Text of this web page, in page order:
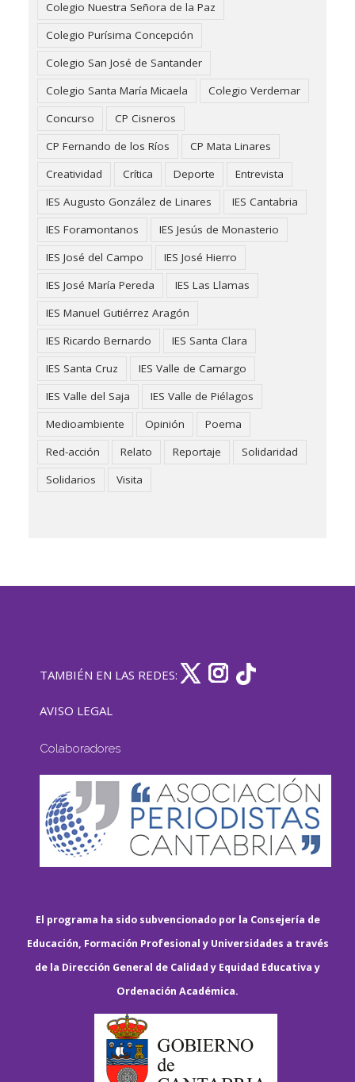
Colegio Nuestra Señora de la Paz
Colegio Purísima Concepción
Colegio San José de Santander
Colegio Santa María Micaela
Colegio Verdemar
Concurso
CP Cisneros
CP Fernando de los Ríos
CP Mata Linares
Creatividad
Crítica Deporte
Entrevista
IES Augusto González de Linares
IES Cantabria
IES Foramontanos
IES Jesús de Monasterio
IES José del Campo
IES José Hierro
IES José María Pereda
IES Las Llamas
IES Manuel Gutiérrez Aragón
IES Ricardo Bernardo
IES Santa Clara
IES Santa Cruz
IES Valle de Camargo
IES Valle del Saja
IES Valle de Piélagos
Medioambiente
Opinión
Poema
Red-acción
Relato Reportaje
Solidaridad
Solidarios
Visita
TAMBIÉN EN LAS REDES:
AVISO LEGAL
Colaboradores
El programa ha sido subvencionado por la Consejería de
Educación, Formación Profesional y Universidades a través
de la Dirección General de Calidad y Equidad Educativa y
Ordenación Académica.